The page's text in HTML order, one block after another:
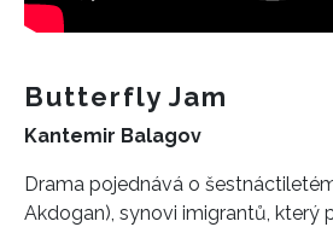
Butterfly Jam
Kantemir Balagov
Drama pojednává o
Akdogan), synovi imigrantů, který